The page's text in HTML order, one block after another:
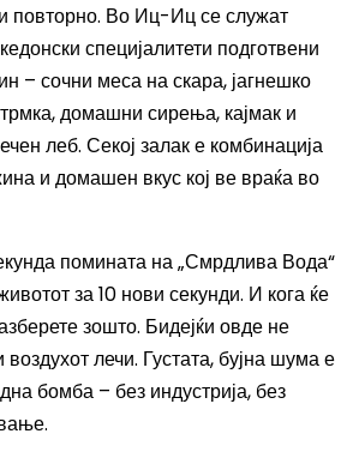
повторно. Во Иц-Иц се служат
специјалитети подготвени
– сочни меса на скара, јагнешко
домашни сирења, кајмак и
леб. Секој залак е комбинација
и домашен вкус кој ве враќа во
помината на „Смрдлива Вода“
за 10 нови секунди. И кога ќе
зошто. Бидејќи овде не
воздухот лечи. Густата, бујна шума е
бомба – без индустрија, без